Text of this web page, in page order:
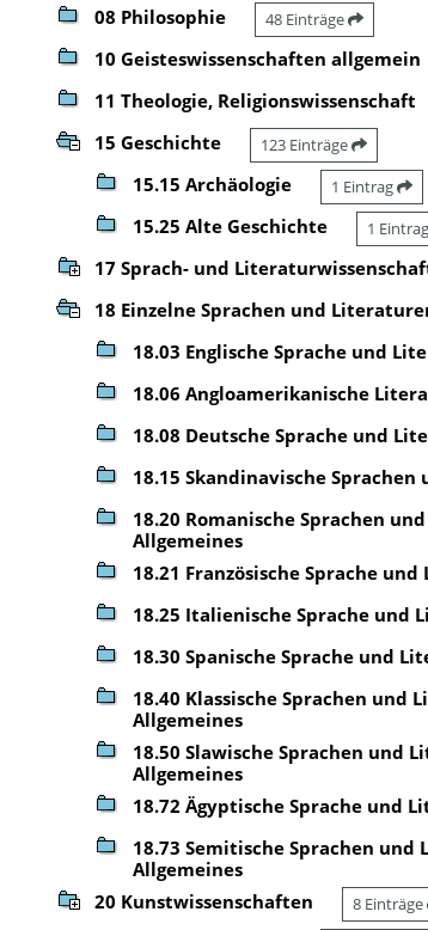
08 Philosophie 48 Einträge
10 Geisteswissenschaften allgemein
11 Theologie, Religionswissenschaft
15 Geschichte 123 Einträge
15.15 Archäologie 1 Eintrag
15.25 Alte Geschichte 1 Eintrag
17 Sprach- und
18 Einzelne Sprachen und
18.03 Englische Sprache und
18.06 Angloamerikanische
18.08 Deutsche Sprache und
18.15 Skandinavische
18.20 Romanische Sprachen
Allgemeines
18.21 Französische Sprache
18.25 Italienische Sprache und
18.30 Spanische Sprache und
18.40 Klassische Sprachen und
Allgemeines
18.50 Slawische Sprachen und
Allgemeines
18.72 Ägyptische Sprache und
18.73 Semitische Sprachen und
Allgemeines
20 Kunstwissenschaften 8 Einträge